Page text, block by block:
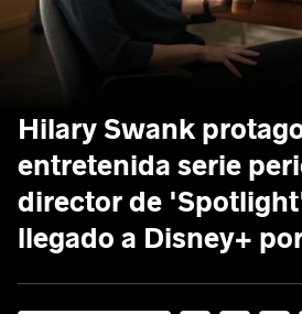
Hilary Swank
entretenida serie
director de
llegado a Disney+